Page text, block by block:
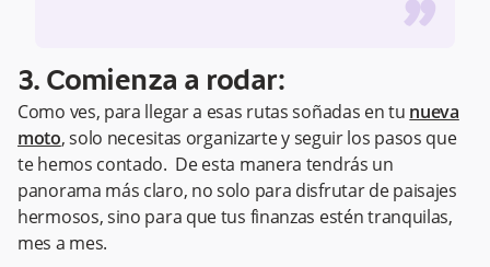
”
3. Comienza a rodar:
Como ves, para llegar a esas rutas soñadas en tu nueva
moto, solo necesitas organizarte y seguir los pasos que
te hemos contado. De esta manera tendrás un
panorama más claro, no solo para disfrutar de paisajes
hermosos, sino para que tus finanzas estén tranquilas,
mes a mes.